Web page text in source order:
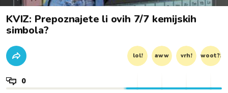
KVIZ: Prepoznajete li ovih 7/7 kemijskih
simbola?
lol! aww vrh! woot?!
0